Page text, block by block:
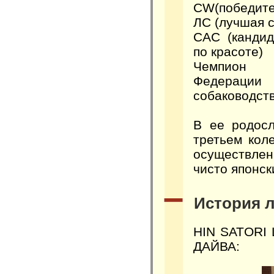
ЛС (лучшая
САС
по красоте)
Чемпион
В ее
третьем
чисто
История
HIN
ДАЙВА: